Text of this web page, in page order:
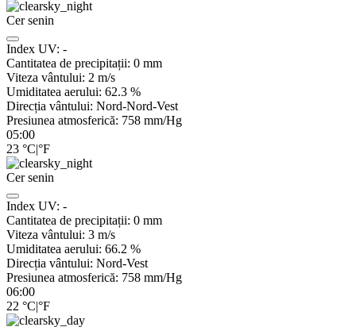
Cer senin
Index UV: -
Cantitatea de precipitații: 0 mm
Viteza vântului: 2 m/s
Umiditatea aerului: 62.3 %
Direcția vântului: Nord-Nord-Vest
Presiunea atmosferică: 758 mm/Hg
05:00
23 °C|°F
Cer senin
Index UV: -
Cantitatea de precipitații: 0 mm
Viteza vântului: 3 m/s
Umiditatea aerului: 66.2 %
Direcția vântului: Nord-Vest
Presiunea atmosferică: 758 mm/Hg
06:00
22 °C|°F